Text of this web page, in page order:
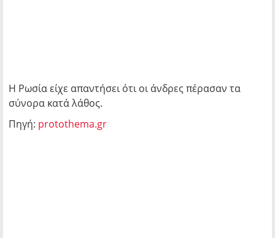
Η Ρωσία είχε απαντήσει ότι οι άνδρες πέρασαν τα
σύνορα κατά λάθος.
Πηγή: protothema.gr